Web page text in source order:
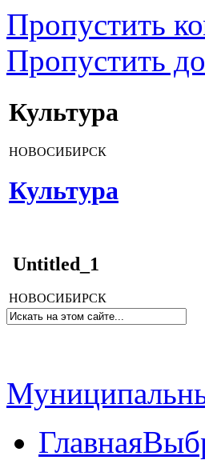
Пропустить
Пропустить
Культура
НОВОСИБИРСК
Культура
Untitled_1
НОВОСИБИРСК
Главная